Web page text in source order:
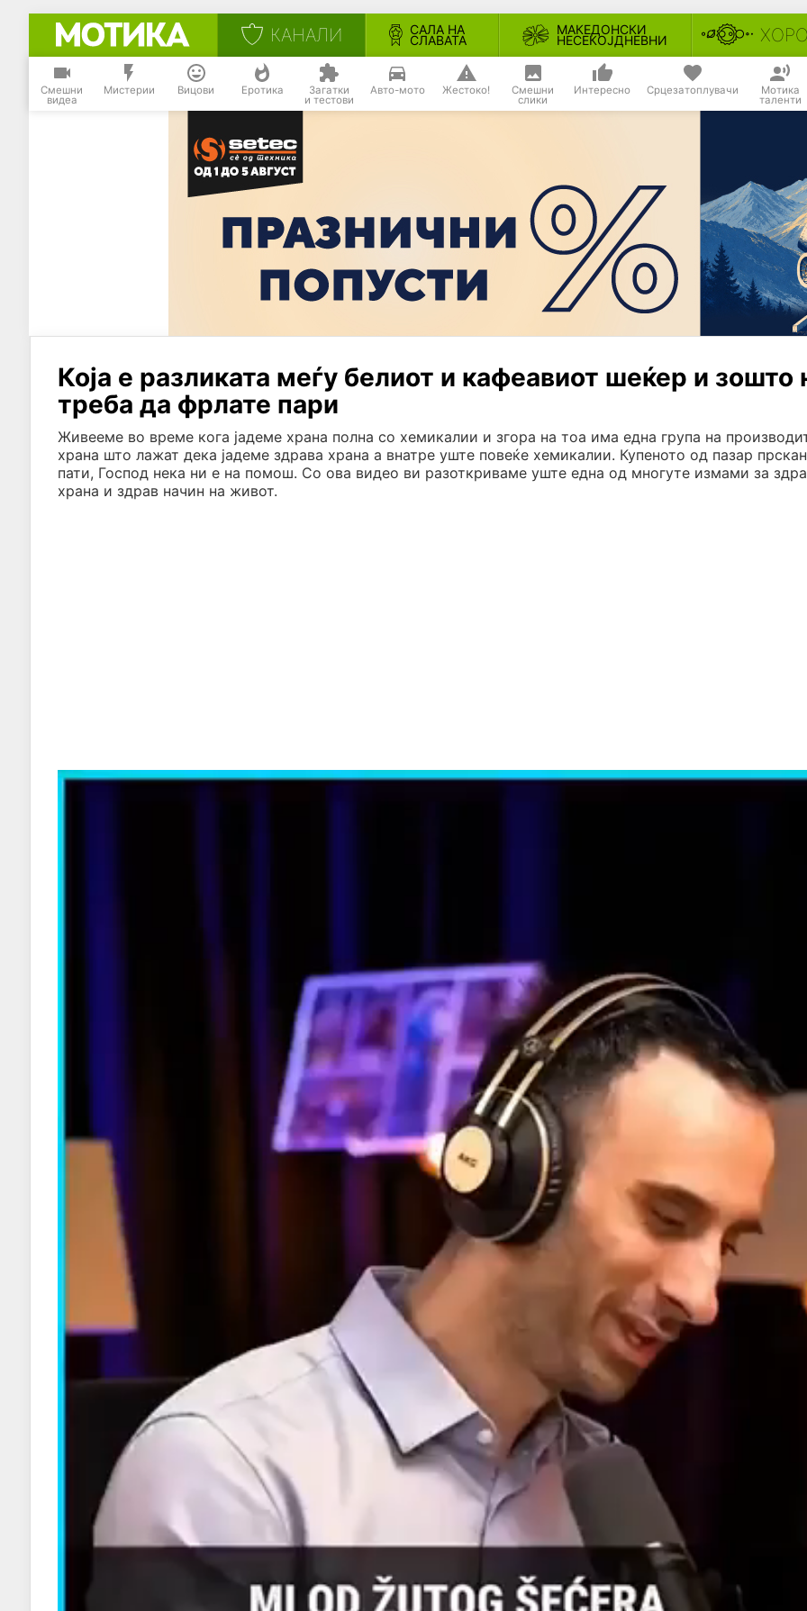
КАНАЛИ САЛА НА
СЛАВАТА
МАКЕДОНСКИ
НЕСЕКОЈДНЕВНИ
Смешни
видеа
Мистерии Вицови Еротика Загатки
и тестови
Авто-мото Жестоко! Смешни
слики
Интересно Срцезатоплувачи Мотика
таленти
Која е разликата меѓу белиот и кафеавиот шеќер и зошто
треба да фрлате пари
Живееме во време кога јадеме храна полна со хемикалии и згора на тоа има една група на
храна што лажат дека јадеме здрава храна а внатре уште повеќе хемикалии. Купеното од пазар
пати, Господ нека ни е на помош. Со ова видео ви разоткриваме уште една од многуте измами за
храна и здрав начин на живот.